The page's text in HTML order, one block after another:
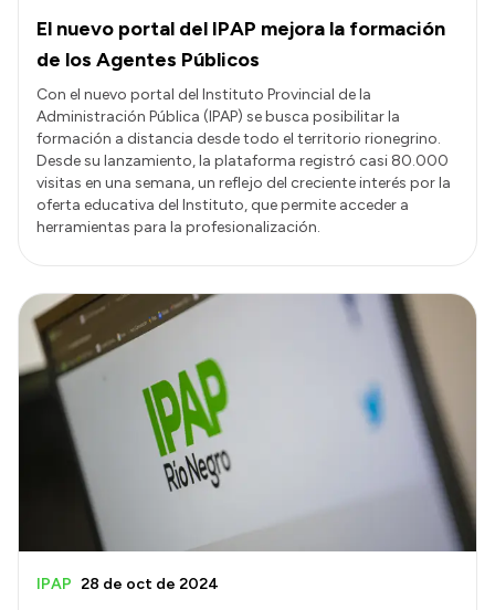
El nuevo portal del IPAP mejora la formación
de los Agentes Públicos
Con el nuevo portal del Instituto Provincial de la
Administración Pública (IPAP) se busca posibilitar la
formación a distancia desde todo el territorio rionegrino.
Desde su lanzamiento, la plataforma registró casi 80.000
visitas en una semana, un reflejo del creciente interés por la
oferta educativa del Instituto, que permite acceder a
herramientas para la profesionalización.
IPAP 28 de oct de 2024